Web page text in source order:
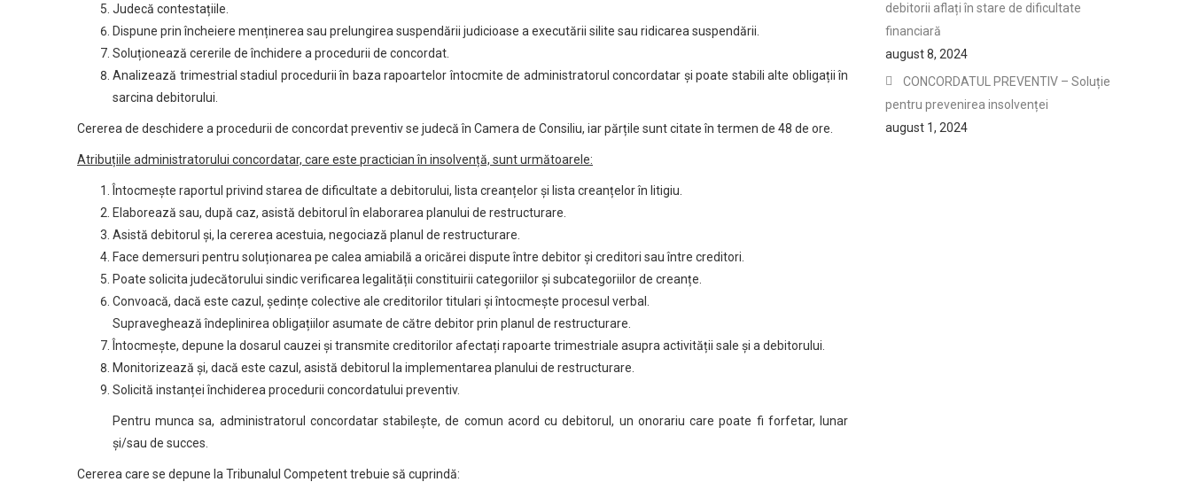
Judecă contestațiile.
Dispune prin încheiere menținerea sau prelungirea suspendării judicioase a executării silite sau ridicarea suspendării.
Soluționează cererile de închidere a procedurii de concordat.
Analizează trimestrial stadiul procedurii în baza rapoartelor întocmite de administratorul concordatar și poate stabili alte obligații în
sarcina debitorului.
Cererea de deschidere a procedurii de concordat preventiv se judecă în Camera de Consiliu, iar părțile sunt citate în termen de 48 de ore.
Atribuțiile administratorului concordatar, care este practician în insolvență, sunt următoarele:
Întocmește raportul privind starea de dificultate a debitorului, lista creanțelor și lista creanțelor în litigiu.
Elaborează sau, după caz, asistă debitorul în elaborarea planului de restructurare.
Asistă debitorul și, la cererea acestuia, negociază planul de restructurare.
Face demersuri pentru soluționarea pe calea amiabilă a oricărei dispute între debitor și creditori sau între creditori.
Poate solicita judecătorului sindic verificarea legalității constituirii categoriilor și subcategoriilor de creanțe.
Convoacă, dacă este cazul, ședințe colective ale creditorilor titulari și întocmește procesul verbal.
Supraveghează îndeplinirea obligațiilor asumate de către debitor prin planul de restructurare.
Întocmește, depune la dosarul cauzei și transmite creditorilor afectați rapoarte trimestriale asupra activității sale și a debitorului.
Monitorizează și, dacă este cazul, asistă debitorul la implementarea planului de restructurare.
Solicită instanței închiderea procedurii concordatului preventiv.
Pentru munca sa, administratorul concordatar stabilește, de comun acord cu debitorul, un onorariu care poate fi forfetar, lunar
și/sau de succes.
Cererea care se depune la Tribunalul Competent trebuie să cuprindă:
debitorii aflați în stare de dificultate
financiară
august 8, 2024
CONCORDATUL PREVENTIV – Soluție
pentru prevenirea insolvenței
august 1, 2024